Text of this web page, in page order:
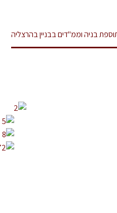
בניה וממ"דים בבניין בהרצליה